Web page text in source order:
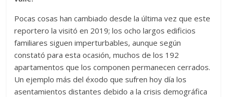
Pocas cosas han cambiado desde la última vez que este
reportero la visitó en 2019; los ocho largos edificios
familiares siguen imperturbables, aunque según
constató para esta ocasión, muchos de los 192
apartamentos que los componen permanecen cerrados.
Un ejemplo más del éxodo que sufren hoy día los
asentamientos distantes debido a la crisis demográfica